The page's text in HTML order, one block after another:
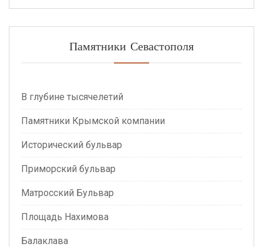
Памятники Севастополя
В глубине тысячелетий
Памятники Крымской компании
Исторический бульвар
Приморский бульвар
Матросский Бульвар
Площадь Нахимова
Балаклава